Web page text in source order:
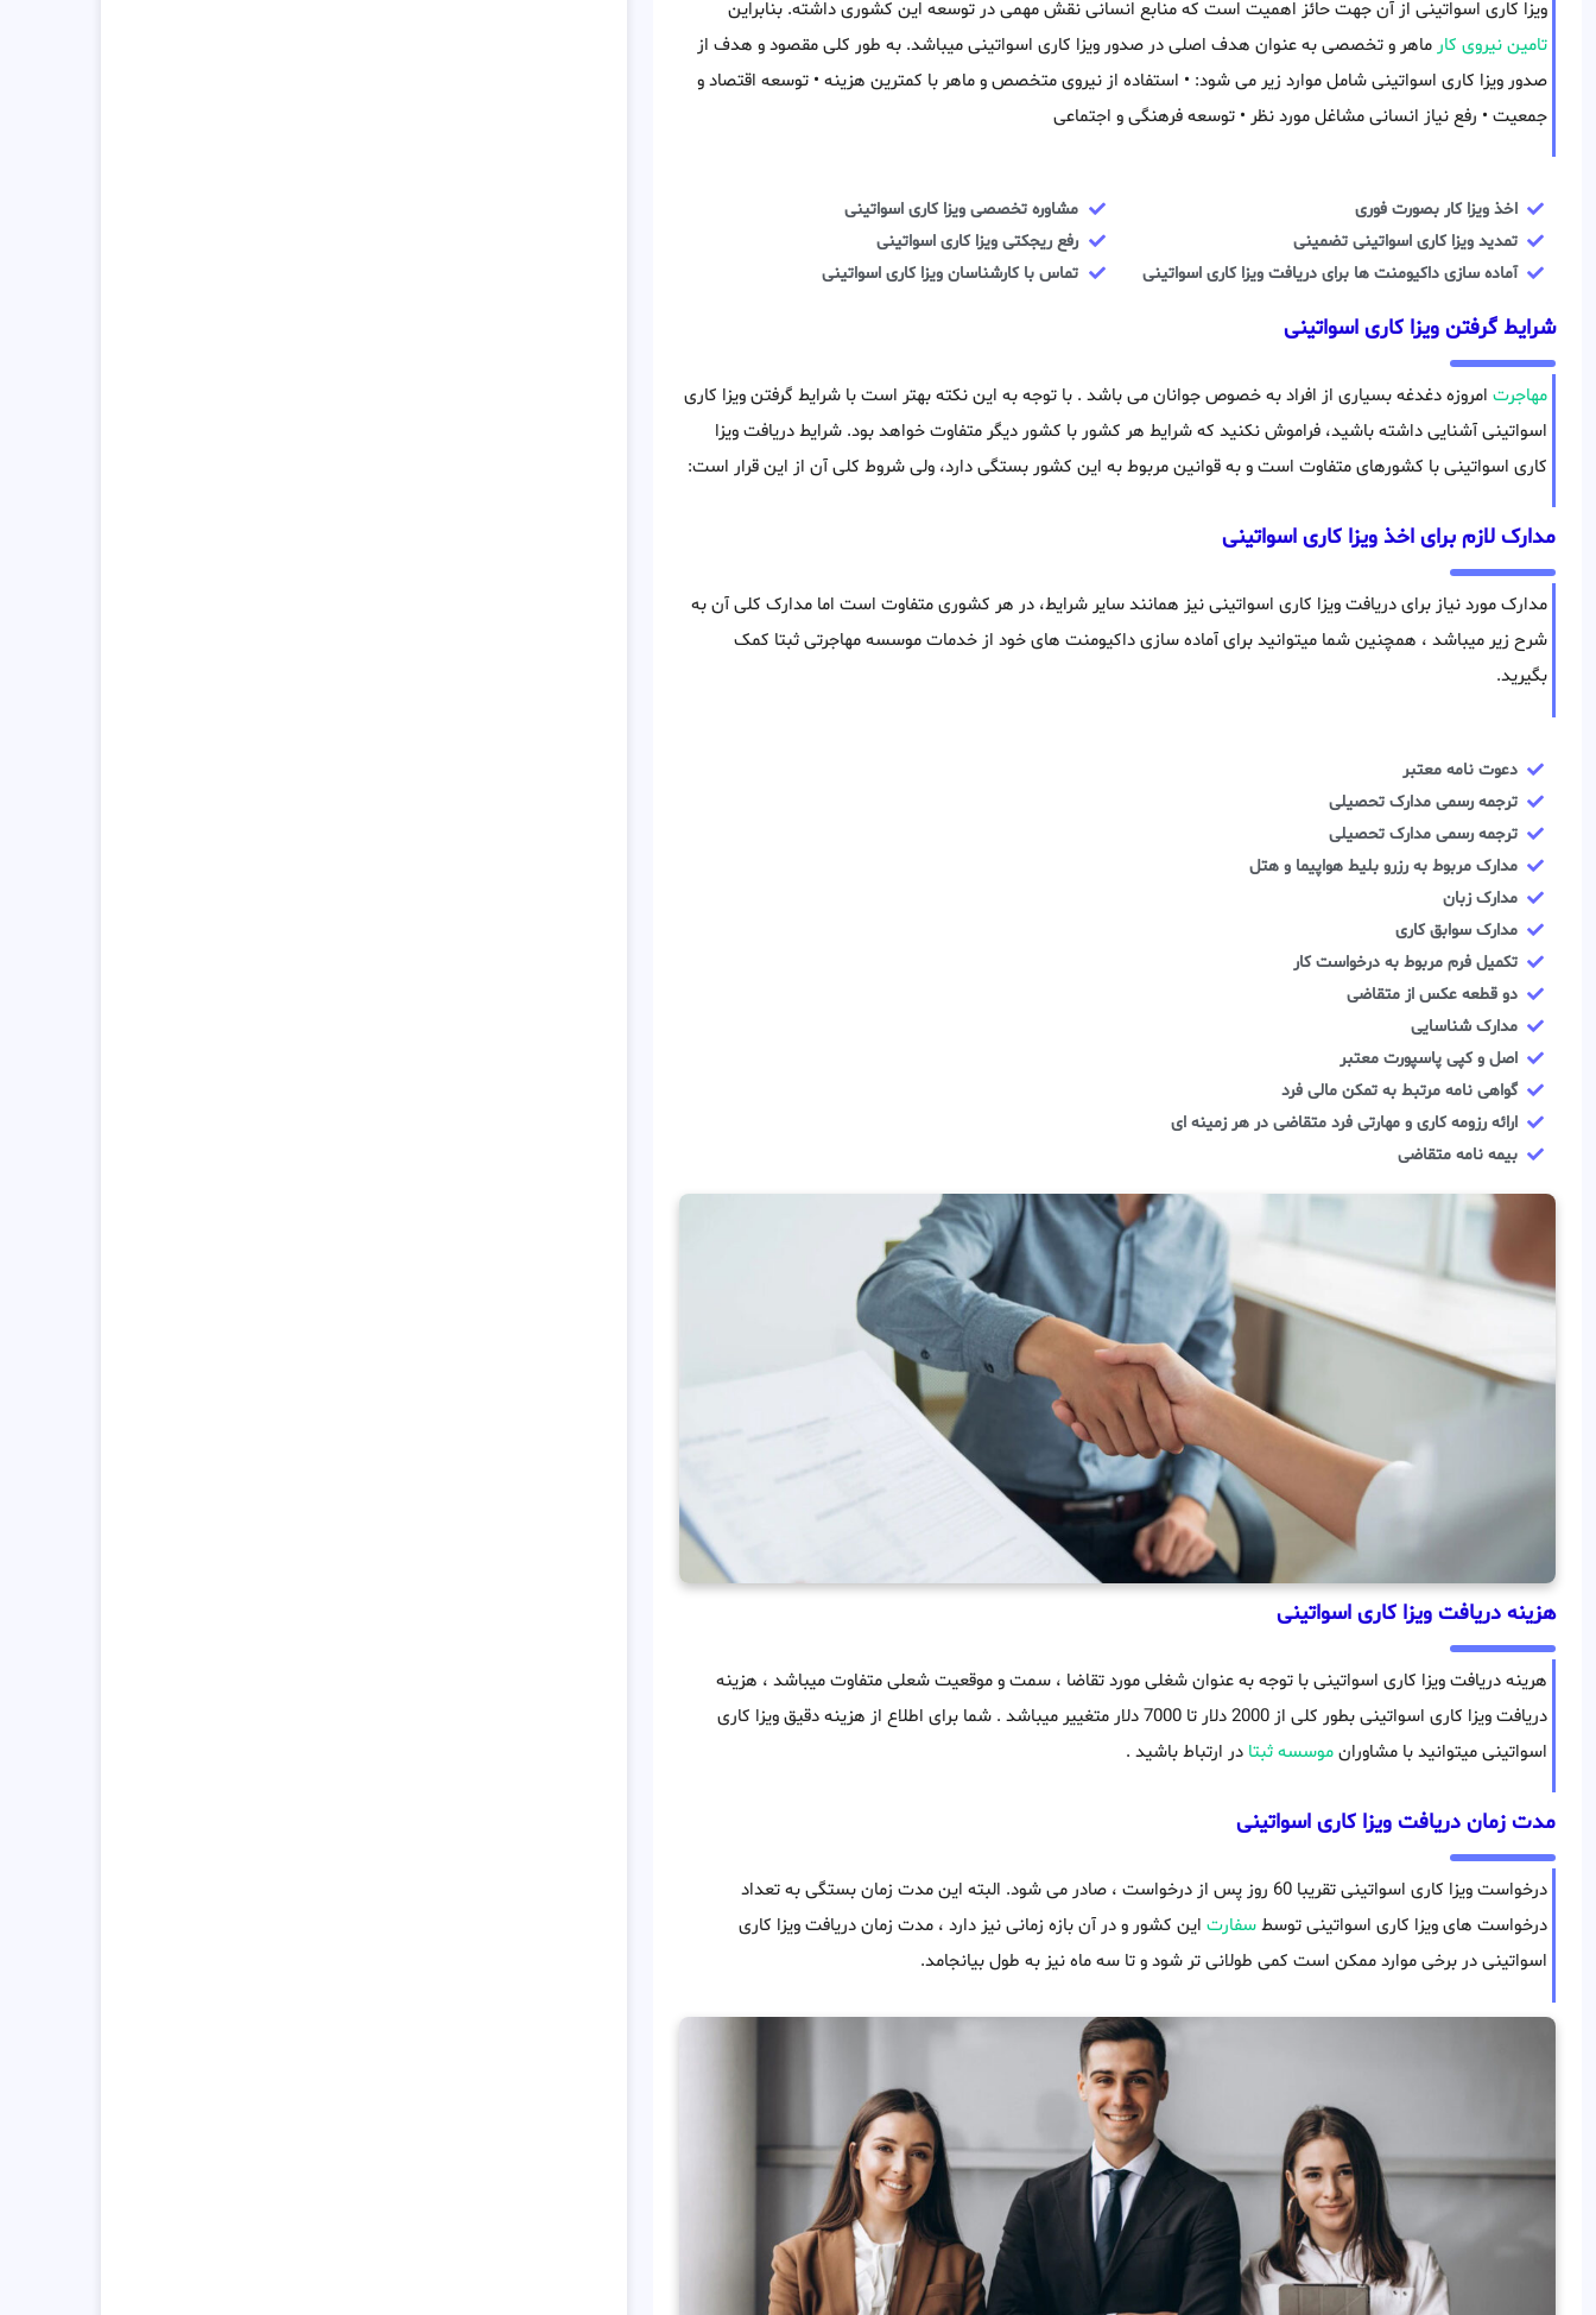
ویزا کاری اسواتینی از آن جهت حائز اهمیت است که منابع انسانی نقش مهمی در توسعه این کشوری داشته. بنابراین
تامین نیروی کار ماهر و تخصصی به عنوان هدف اصلی در صدور ویزا کاری اسواتینی میباشد. به طور کلی مقصود و هدف از
صدور ویزا کاری اسواتینی شامل موارد زیر می شود: • استفاده از نیروی متخصص و ماهر با کمترین هزینه • توسعه اقتصاد و
جمعیت • رفع نیاز انسانی مشاغل مورد نظر • توسعه فرهنگی و اجتماعی
اخذ ویزا کار بصورت فوری
تمدید ویزا کاری اسواتینی تضمینی
آماده سازی داکیومنت ها برای دریافت ویزا کاری اسواتینی
مشاوره تخصصی ویزا کاری اسواتینی
رفع ریجکتی ویزا کاری اسواتینی
تماس با کارشناسان ویزا کاری اسواتینی
شرایط گرفتن ویزا کاری اسواتینی
مهاجرت امروزه دغدغه بسیاری از افراد به خصوص جوانان می باشد . با توجه به این نکته بهتر است با شرایط گرفتن ویزا کاری
اسواتینی آشنایی داشته باشید، فراموش نکنید که شرایط هر کشور با کشور دیگر متفاوت خواهد بود. شرایط دریافت ویزا
کاری اسواتینی با کشورهای متفاوت است و به قوانین مربوط به این کشور بستگی دارد، ولی شروط کلی آن از این قرار است:
مدارک لازم برای اخذ ویزا کاری اسواتینی
مدارک مورد نیاز برای دریافت ویزا کاری اسواتینی نیز همانند سایر شرایط، در هر کشوری متفاوت است اما مدارک کلی آن به
شرح زیر میباشد ، همچنین شما میتوانید برای آماده سازی داکیومنت های خود از خدمات موسسه مهاجرتی ثبتا کمک
بگیرید.
دعوت نامه معتبر
ترجمه رسمی مدارک تحصیلی
ترجمه رسمی مدارک تحصیلی
مدارک مربوط به رزرو بلیط هواپیما و هتل
مدارک زبان
مدارک سوابق کاری
تکمیل فرم مربوط به درخواست کار
دو قطعه عکس از متقاضی
مدارک شناسایی
اصل و کپی پاسپورت معتبر
گواهی نامه مرتبط به تمکن مالی فرد
ارائه رزومه کاری و مهارتی فرد متقاضی در هر زمینه ای
بیمه نامه متقاضی
هزینه دریافت ویزا کاری اسواتینی
هرینه دریافت ویزا کاری اسواتینی با توجه به عنوان شغلی مورد تقاضا ، سمت و موقعیت شعلی متفاوت میباشد ، هزینه
دریافت ویزا کاری اسواتینی بطور کلی از 2000 دلار تا 7000 دلار متغییر میباشد . شما برای اطلاع از هزینه دقیق ویزا کاری
اسواتینی میتوانید با مشاورانموسسه ثبتا در ارتباط باشید .
مدت زمان دریافت ویزا کاری اسواتینی
درخواست ویزا کاری اسواتینی تقریبا 60 روز پس از درخواست ، صادر می شود. البته این مدت زمان بستگی به تعداد
درخواست های ویزا کاری اسواتینی توسطسفارت این کشور و در آن بازه زمانی نیز دارد ، مدت زمان دریافت ویزا کاری
اسواتینی در برخی موارد ممکن است کمی طولانی تر شود و تا سه ماه نیز به طول بیانجامد.